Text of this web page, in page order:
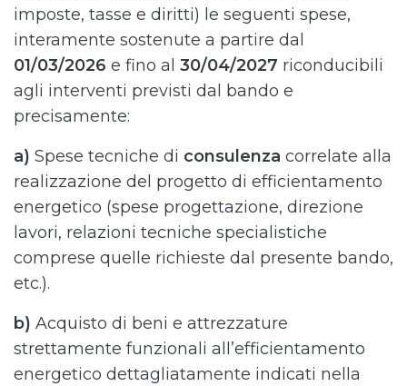
imposte, tasse e diritti) le seguenti spese,
interamente sostenute a partire dal
01/03/2026 e fino al 30/04/2027 riconducibili
agli interventi previsti dal bando e
precisamente:
a) Spese tecniche di consulenza correlate alla
realizzazione del progetto di efficientamento
energetico (spese progettazione, direzione
lavori, relazioni tecniche specialistiche
comprese quelle richieste dal presente bando,
etc.).
b) Acquisto di beni e attrezzature
strettamente funzionali all’efficientamento
energetico dettagliatamente indicati nella